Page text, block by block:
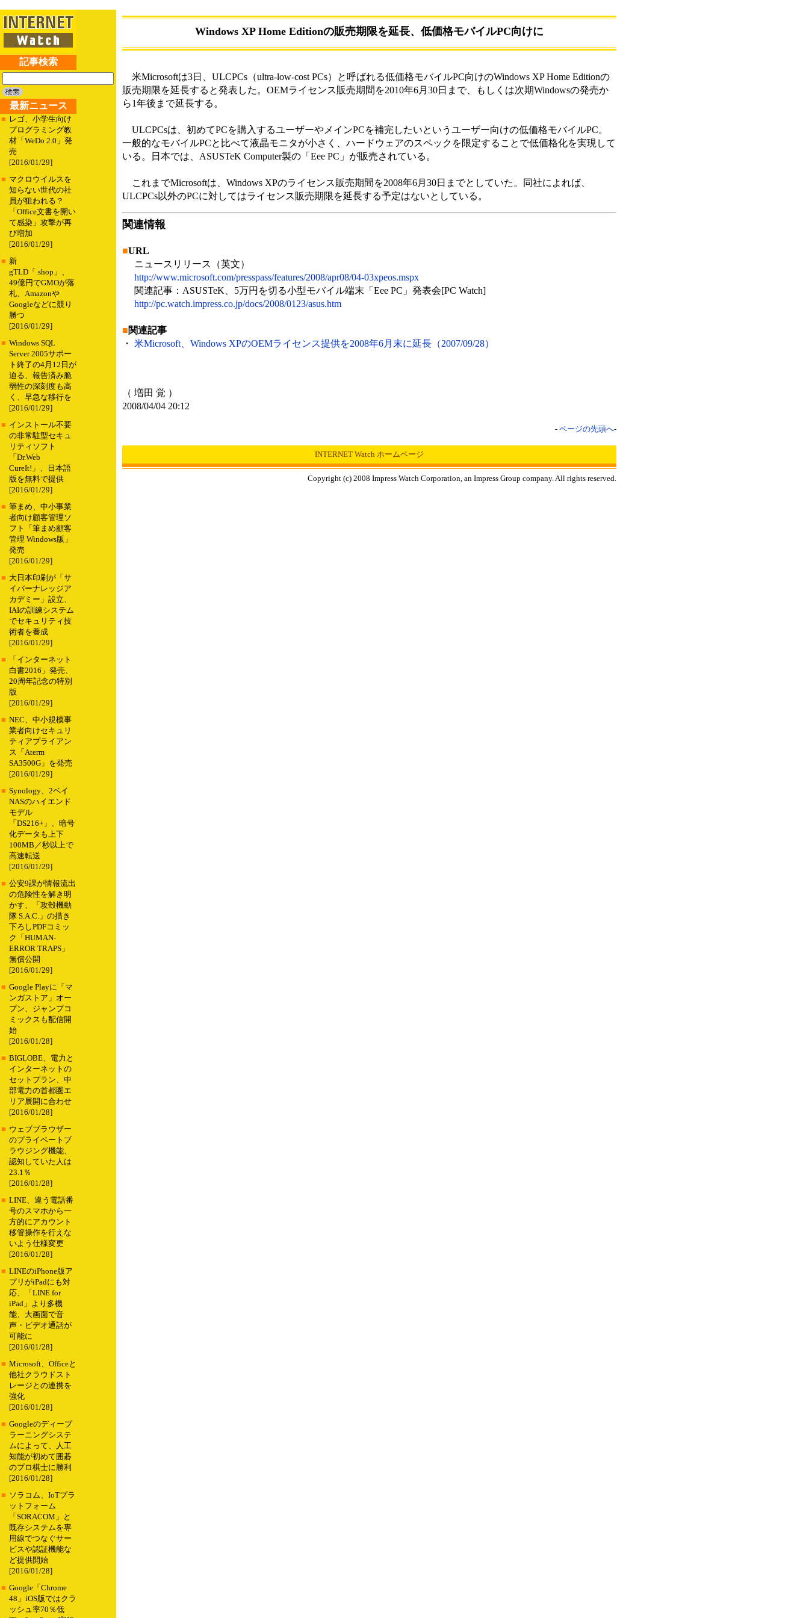
記事検索
最新ニュース
■ レゴ、小学生向け
プログラミング教
材「WeDo 2.0」発
売
[2016/01/29]
■ マクロウイルスを
知らない世代の社
員が狙われる？
「Office文書を開い
て感染」攻撃が再
び増加
[2016/01/29]
■ 新
gTLD「.shop」、
49億円でGMOが落
札、Amazonや
Googleなどに競り
勝つ
[2016/01/29]
■ Windows SQL
Server 2005サポー
ト終了の4月12日が
迫る、報告済み脆
弱性の深刻度も高
く、早急な移行を
[2016/01/29]
■ インストール不要
の非常駐型セキュ
リティソフト
「Dr.Web
CureIt!」、日本語
版を無料で提供
[2016/01/29]
■ 筆まめ、中小事業
者向け顧客管理ソ
フト「筆まめ顧客
管理 Windows版」
発売
[2016/01/29]
■ 大日本印刷が「サ
イバーナレッジア
カデミー」設立、
IAIの訓練システム
でセキュリティ技
術者を養成
[2016/01/29]
■
「インターネット
白書2016」発売、
20周年記念の特別
版
[2016/01/29]
■ NEC、中小規模事
業者向けセキュリ
ティアプライアン
ス「Aterm
SA3500G」を発売
[2016/01/29]
■ Synology、2ベイ
NASのハイエンド
モデル
「DS216+」、暗号
化データも上下
100MB／秒以上で
高速転送
[2016/01/29]
■ 公安9課が情報流出
の危険性を解き明
かす、「攻殻機動
隊 S.A.C.」の描き
下ろしPDFコミッ
ク「HUMAN-
ERROR TRAPS」
無償公開
[2016/01/29]
■ Google Playに「マ
ンガストア」オー
プン、ジャンプコ
ミックスも配信開
始
[2016/01/28]
■ BIGLOBE、電力と
インターネットの
セットプラン、中
部電力の首都圏エ
リア展開に合わせ
[2016/01/28]
■ ウェブブラウザー
のプライベートブ
ラウジング機能、
認知していた人は
23.1％
[2016/01/28]
■ LINE、違う電話番
号のスマホから一
方的にアカウント
移管操作を行えな
いよう仕様変更
[2016/01/28]
■ LINEのiPhone版ア
プリがiPadにも対
応、「LINE for
iPad」より多機
能、大画面で音
声・ビデオ通話が
可能に
[2016/01/28]
■ Microsoft、Officeと
他社クラウドスト
レージとの連携を
強化
[2016/01/28]
■ Googleのディープ
ラーニングシステ
ムによって、人工
知能が初めて囲碁
のプロ棋士に勝利
[2016/01/28]
■ ソラコム、IoTプラ
ットフォーム
「SORACOM」と
既存システムを専
用線でつなぐサー
ビスや認証機能な
ど提供開始
[2016/01/28]
■ Google「Chrome
48」iOS版ではクラ
ッシュ率70％低
Windows XP Home Editionの販売期限を延長、低価格モバイルPC向けに
米Microsoftは3日、ULCPCs（ultra-low-cost PCs）と呼ばれる低価格モバイルPC向けのWindows XP Home Editionの
販売期限を延長すると発表した。OEMライセンス販売期間を2010年6月30日まで、もしくは次期Windowsの発売か
ら1年後まで延長する。
ULCPCsは、初めてPCを購入するユーザーやメインPCを補完したいというユーザー向けの低価格モバイルPC。
一般的なモバイルPCと比べて液晶モニタが小さく、ハードウェアのスペックを限定することで低価格化を実現して
いる。日本では、ASUSTeK Computer製の「Eee PC」が販売されている。
これまでMicrosoftは、Windows XPのライセンス販売期間を2008年6月30日までとしていた。同社によれば、
ULCPCs以外のPCに対してはライセンス販売期限を延長する予定はないとしている。
関連情報
■URL
ニュースリリース（英文）
http://www.microsoft.com/presspass/features/2008/apr08/04-03xpeos.mspx
関連記事：ASUSTeK、5万円を切る小型モバイル端末「Eee PC」発表会[PC Watch]
http://pc.watch.impress.co.jp/docs/2008/0123/asus.htm
■関連記事
・ 米Microsoft、Windows XPのOEMライセンス提供を2008年6月末に延長（2007/09/28）
（ 増田 覚 ）
2008/04/04 20:12
- ページの先頭へ-
INTERNET Watch ホームページ
Copyright (c) 2008 Impress Watch Corporation, an Impress Group company. All rights reserved.